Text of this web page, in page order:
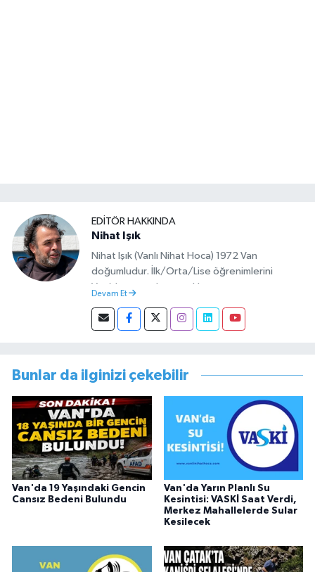
EDITÖR HAKKINDA
Nihat Işık
Nihat Işık (Vanlı Nihat Hoca) 1972 Van
doğumludur. İlk/Orta/Lise öğrenimlerini
Van’da tamamlamıştır. Hacettepe mezunu
başlamıştır. Asteğmen olarak yaptığı vatani
görevi dönüşü Van Sosyal Hizmetler İl
görevini yürütürken istifa edip sosyal medyayı
tercih etmiştir.
Devam Et
Bunlar da ilginizi çekebilir
Van'da 19 Yaşındaki Gencin
Cansız Bedeni Bulundu
Van'da Yarın Planlı Su
Kesintisi: VASKİ Saat Verdi,
Merkez Mahallelerde Sular
Kesilecek